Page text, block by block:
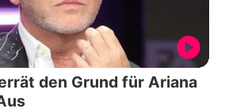
den Grund für Ariana